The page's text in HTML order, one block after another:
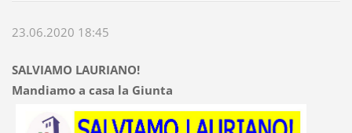
23.06.2020 18:45
SALVIAMO LAURIANO!
Mandiamo a casa la Giunta